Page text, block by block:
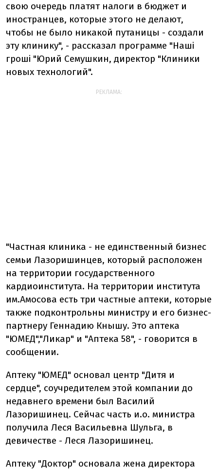
свою очередь платят налоги в бюджет и
иностранцев, которые этого не делают,
чтобы не было никакой путаницы - создали
эту клинику", - рассказал программе "Наші
гроші "Юрий Семушкин, директор "Клиники
новых технологий".
РЕКЛАМА:
"Частная клиника - не единственный бизнес
семьи Лазоришинцев, который расположен
на территории государственного
кардиоинститута. На территории института
им.Амосова есть три частные аптеки, которые
также подконтрольны министру и его бизнес-
партнеру Геннадию Кнышу. Это аптека
"ЮМЕД","Ликар" и "Аптека 58", - говорится в
сообщении.
Аптеку "ЮМЕД" основал центр "Дитя и
сердце", соучредителем этой компании до
недавнего времени был Василий
Лазоришинец. Сейчас часть и.о. министра
получила Леся Васильевна Шульга, в
девичестве - Леся Лазоришинец.
Аптеку "Доктор" основала жена директора